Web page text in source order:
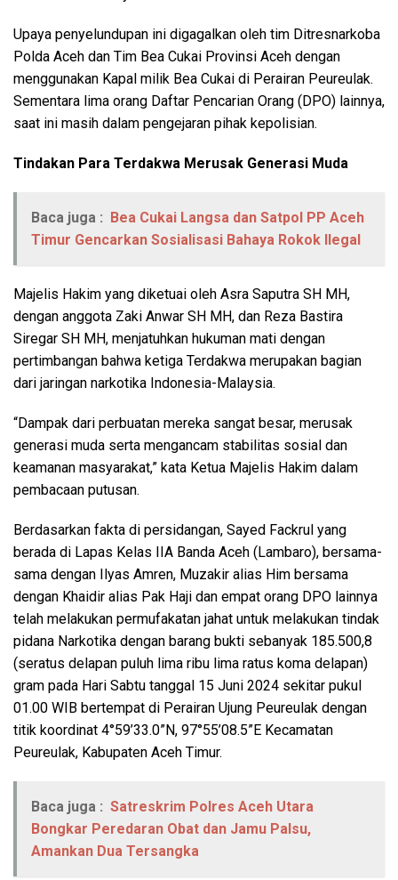
Upaya penyelundupan ini digagalkan oleh tim Ditresnarkoba
Polda Aceh dan Tim Bea Cukai Provinsi Aceh dengan
menggunakan Kapal milik Bea Cukai di Perairan Peureulak.
Sementara lima orang Daftar Pencarian Orang (DPO) lainnya,
saat ini masih dalam pengejaran pihak kepolisian.
Tindakan Para Terdakwa Merusak Generasi Muda
Baca juga :
Bea Cukai Langsa dan Satpol PP Aceh
Timur Gencarkan Sosialisasi Bahaya Rokok Ilegal
Majelis Hakim yang diketuai oleh Asra Saputra SH MH,
dengan anggota Zaki Anwar SH MH, dan Reza Bastira
Siregar SH MH, menjatuhkan hukuman mati dengan
pertimbangan bahwa ketiga Terdakwa merupakan bagian
dari jaringan narkotika Indonesia-Malaysia.
“Dampak dari perbuatan mereka sangat besar, merusak
generasi muda serta mengancam stabilitas sosial dan
keamanan masyarakat,” kata Ketua Majelis Hakim dalam
pembacaan putusan.
Berdasarkan fakta di persidangan, Sayed Fackrul yang
berada di Lapas Kelas IIA Banda Aceh (Lambaro), bersama-
sama dengan Ilyas Amren, Muzakir alias Him bersama
dengan Khaidir alias Pak Haji dan empat orang DPO lainnya
telah melakukan permufakatan jahat untuk melakukan tindak
pidana Narkotika dengan barang bukti sebanyak 185.500,8
(seratus delapan puluh lima ribu lima ratus koma delapan)
gram pada Hari Sabtu tanggal 15 Juni 2024 sekitar pukul
01.00 WIB bertempat di Perairan Ujung Peureulak dengan
titik koordinat 4°59’33.0”N, 97°55’08.5”E Kecamatan
Peureulak, Kabupaten Aceh Timur.
Baca juga : Satreskrim Polres Aceh Utara
Bongkar Peredaran Obat dan Jamu Palsu,
Amankan Dua Tersangka